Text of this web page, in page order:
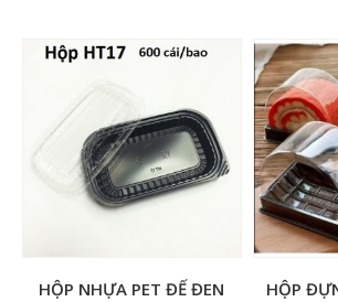
HỘP NHỰA PET ĐẾ ĐEN
HỘP